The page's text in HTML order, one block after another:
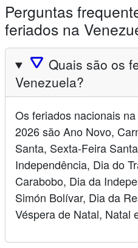
Perguntas
feriados na
🛆 Quais são os
Venezuela?
Os feriados nacionais
2026 são Ano Novo,
Santa, Sexta-Feira
Independência, Dia do
Carabobo, Dia da
Simón Bolívar, Dia da
Véspera de Natal, Natal